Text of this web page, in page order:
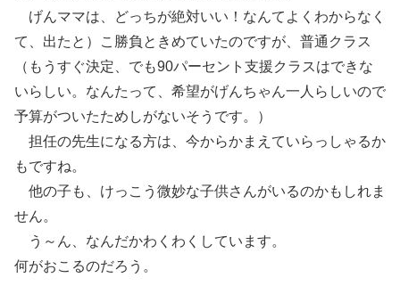
げんママは、どっちが絶対いい！なんてよくわからなく
て、出たと）こ勝負ときめていたのですが、普通クラス
（もうすぐ決定、でも90パーセント支援クラスはできな
いらしい。なんたって、希望がげんちゃん一人らしいので
予算がついたためしがないそうです。）
担任の先生になる方は、今からかまえていらっしゃるか
もですね。
他の子も、けっこう微妙な子供さんがいるのかもしれま
せん。
う～ん、なんだかわくわくしています。
何がおこるのだろう。